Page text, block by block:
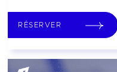
RÉSERVER